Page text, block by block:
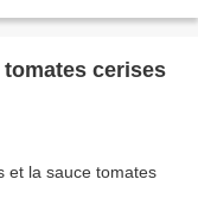
cerises